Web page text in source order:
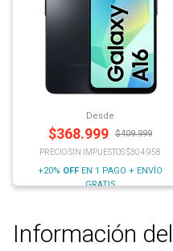
Desde
$368.999 $409.999
PRECIO SIN IMPUESTOS $304.958
+20% OFF EN 1 PAGO + ENVÍO
GRATIS
Información